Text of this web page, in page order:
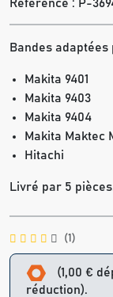
Référence : P-
Bandes
Makita 9401
Makita 9403
Makita 9404
Makita Maktec
Hitachi
Livré par 5
(1)
(1,00 €
réduction).